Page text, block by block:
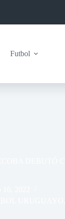
Futbol